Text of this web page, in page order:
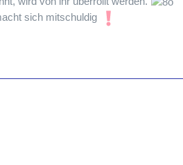
sich mitschuldig